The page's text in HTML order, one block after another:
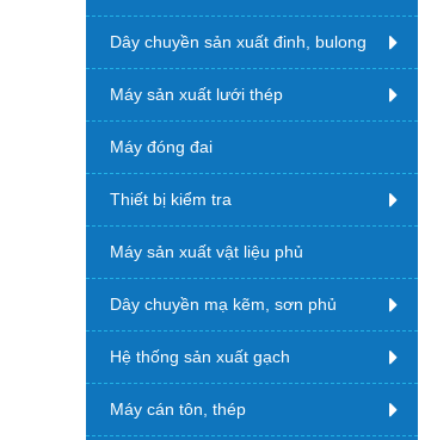
Dây chuyền sản xuất đinh, bulong
Máy sản xuất lưới thép
Máy đóng đai
Thiết bị kiểm tra
Máy sản xuất vật liệu phủ
Dây chuyền mạ kẽm, sơn phủ
Hệ thống sản xuất gạch
Máy cán tôn, thép